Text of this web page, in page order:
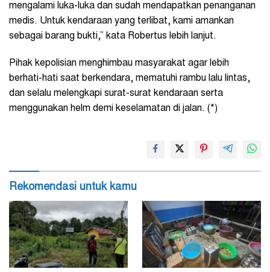
mengalami luka-luka dan sudah mendapatkan penanganan
medis. Untuk kendaraan yang terlibat, kami amankan
sebagai barang bukti,” kata Robertus lebih lanjut.
Pihak kepolisian menghimbau masyarakat agar lebih
berhati-hati saat berkendara, mematuhi rambu lalu lintas,
dan selalu melengkapi surat-surat kendaraan serta
menggunakan helm demi keselamatan di jalan. (*)
Rekomendasi untuk kamu